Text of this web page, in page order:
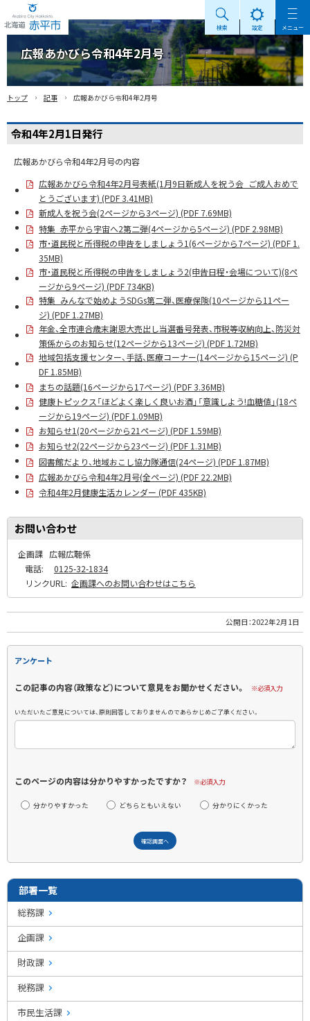
Akabira City Hokkaido 北海道 赤平市
検索 設定 メニュー
広報あかびら令和4年2月号
トップ › 記事 › 広報あかびら令和4年2月号
令和4年2月1日発行
広報あかびら令和4年2月号の内容
広報あかびら令和4年2月号表紙(1月9日新成人を祝う会_ご成人おめで
とうございます) (PDF 3.41MB)
新成人を祝う会(2ページから3ページ) (PDF 7.69MB)
特集_赤平から宇宙へ2第二弾(4ページから5ページ) (PDF 2.98MB)
市・道民税と所得税の申告をしましょう1(6ページから7ページ) (PDF 1.
35MB)
市・道民税と所得税の申告をしましょう2(申告日程・会場について)(8ペ
ージから9ページ) (PDF 734KB)
特集_みんなで始めようSDGs第二弾、医療保険(10ページから11ペー
ジ) (PDF 1.27MB)
年金、全市連合歳末謝恩大売出し当選番号発表、市税等収納向上、防災対
策係からのお知らせ(12ページから13ページ) (PDF 1.72MB)
地域包括支援センター、手話、医療コーナー(14ページから15ページ) (P
DF 1.85MB)
まちの話題(16ページから17ページ) (PDF 3.36MB)
健康トピックス「ほどよく楽しく良いお酒」「意識しよう!血糖値」(18ペ
ージから19ページ) (PDF 1.09MB)
お知らせ1(20ページから21ページ) (PDF 1.59MB)
お知らせ2(22ページから23ページ) (PDF 1.31MB)
図書館だより、地域おこし協力隊通信(24ページ) (PDF 1.87MB)
広報あかびら令和4年2月号(全ページ) (PDF 22.2MB)
令和4年2月健康生活カレンダー (PDF 435KB)
お問い合わせ
企画課 広報広聴係
電話:
0125-32-1834
リンクURL: 企画課へのお問い合わせはこちら
公開日：2022年2月1日
アンケート
この記事の内容（政策など）について意見をお聞かせください。 ※必須入力
いただいたご意見については、原則回答しておりませんのであらかじめご了承ください。
このページの内容は分かりやすかったですか？ ※必須入力
分かりやすかった どちらともいえない 分かりにくかった
部署一覧
総務課
企画課
財政課
税務課
市民生活課